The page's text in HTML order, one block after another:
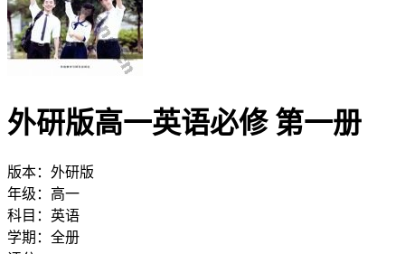
外研版高一英语必修 第一册
版本： 外研版
年级： 高一
科目： 英语
学期： 全册